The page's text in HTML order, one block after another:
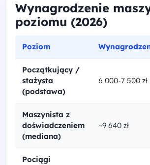
Wynagrodzenie
poziomu (2026)
Poziom
Początkujący /
stażysta
(podstawa)
6 000-7 500 zł
Maszynista z
doświadczeniem
(mediana)
~9 640 zł
Pociągi